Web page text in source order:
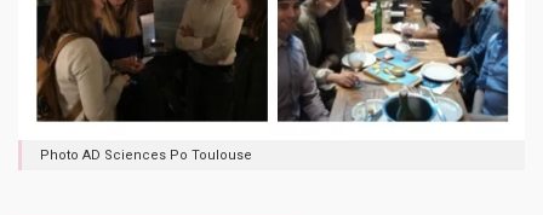
Photo AD Sciences Po Toulouse